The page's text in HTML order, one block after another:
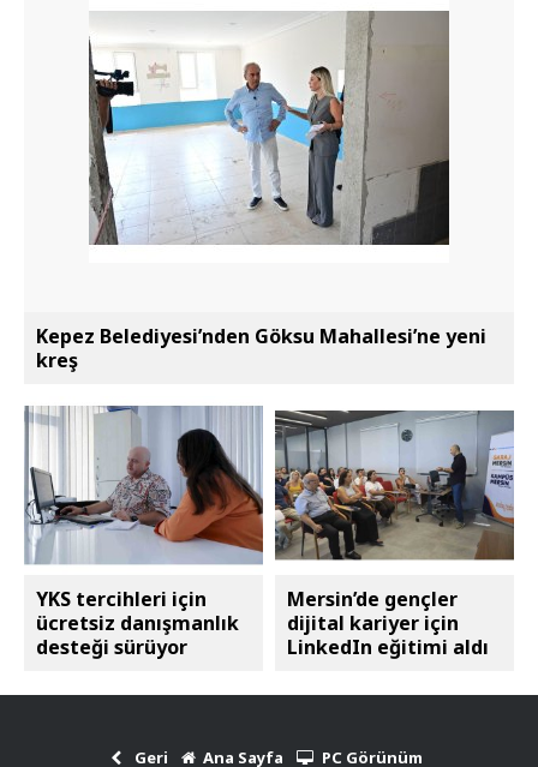
Kepez Belediyesi’nden Göksu Mahallesi’ne yeni
kreş
YKS tercihleri için
ücretsiz danışmanlık
desteği sürüyor
Mersin’de gençler
dijital kariyer için
LinkedIn eğitimi aldı
Geri Ana Sayfa PC Görünüm